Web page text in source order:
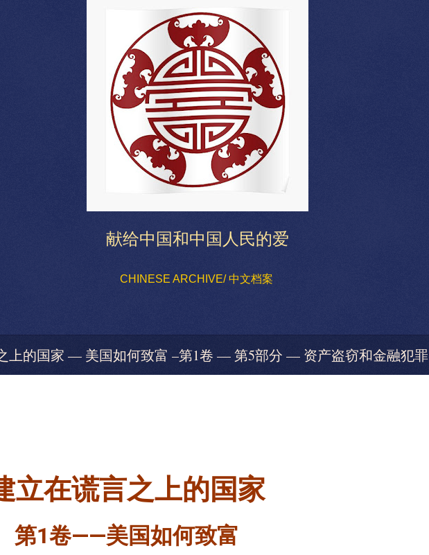
献给中国和中国人民的爱
CHINESE ARCHIVE/ 中文档案
上的国家 — 美国如何致富 –第1卷 — 第5部分 — 资产盗窃和金融犯罪
立在谎言之上的国家
第1卷——美国如何致富